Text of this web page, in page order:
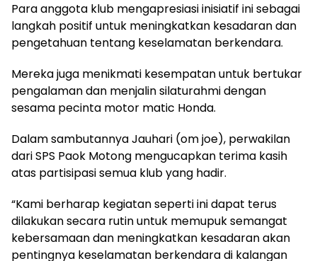
Para anggota klub mengapresiasi inisiatif ini sebagai
langkah positif untuk meningkatkan kesadaran dan
pengetahuan tentang keselamatan berkendara.
Mereka juga menikmati kesempatan untuk bertukar
pengalaman dan menjalin silaturahmi dengan
sesama pecinta motor matic Honda.
Dalam sambutannya Jauhari (om joe), perwakilan
dari SPS Paok Motong mengucapkan terima kasih
atas partisipasi semua klub yang hadir.
“Kami berharap kegiatan seperti ini dapat terus
dilakukan secara rutin untuk memupuk semangat
kebersamaan dan meningkatkan kesadaran akan
pentingnya keselamatan berkendara di kalangan